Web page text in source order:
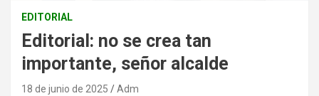
EDITORIAL
Editorial: no se crea tan
importante, señor alcalde
18 de junio de 2025 Adm